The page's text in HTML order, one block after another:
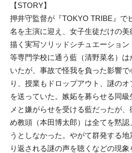
【STORY】
押井守監督が『TOKYO TRIBE』で
名を主演に迎え、女子生徒だけの
描く実写ソリッドシチュエーショ
等専門学校に通う藍（清野菜名）
いたが、事故で怪我を負った影響
り、授業もドロップアウト、謎の
を送っていた。嫉妬を募らせる同
メと嫌がらせを受ける藍だったが
め教頭（本田博太郎）は全てを黙
うとしなかった。やがて群発する
り返される謎の声を聴くなどの現